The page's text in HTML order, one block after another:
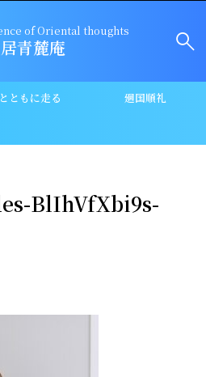
of Oriental thoughts
青麓庵
ともに走る 廻国順礼
BlIhVfXbi9s-